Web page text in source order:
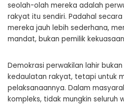
seolah-olah mereka adalah
rakyat itu sendiri. Padahal
mereka jauh lebih sederhana,
mandat, bukan pemilik
Demokrasi perwakilan lahir
kedaulatan rakyat, tetapi untuk
pelaksanaannya. Dalam
kompleks, tidak mungkin seluruh